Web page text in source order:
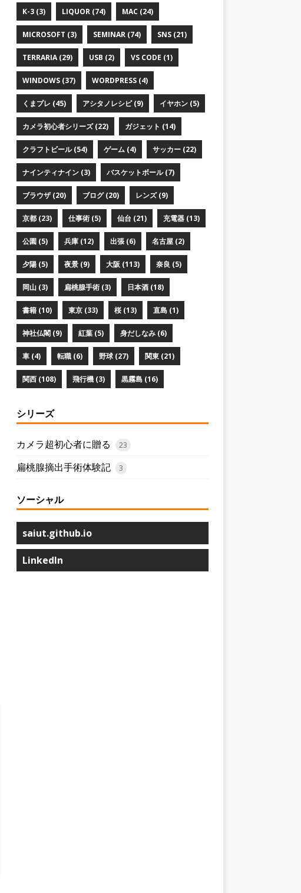
K-3 (3) LIQUOR (74) MAC (24)
MICROSOFT (3) SEMINAR (74) SNS (21)
TERRARIA (29) USB (2) VS CODE (1)
WINDOWS (37) WORDPRESS (4)
くまプレ (45) アシタノレシピ (9) イヤホン (5)
カメラ初心者シリーズ (22) ガジェット (14)
クラフトビール (54) ゲーム (4) サッカー (22)
ナインティナイン (3) バスケットボール (7)
ブラウザ (20) ブログ (20) レンズ (9)
京都 (23) 仕事術 (5) 仙台 (21) 充電器 (13)
公園 (5) 兵庫 (12) 出張 (6) 名古屋 (2)
夕陽 (5) 夜景 (9) 大阪 (113) 奈良 (5)
岡山 (3) 扁桃腺手術 (3) 日本酒 (18)
書籍 (10) 東京 (33) 桜 (13) 直島 (1)
神社仏閣 (9) 紅葉 (5) 身だしなみ (6)
車 (4) 転職 (6) 野球 (27) 関東 (21)
関西 (108) 飛行機 (3) 黒霧島 (16)
シリーズ
カメラ超初心者に贈る 23
扁桃腺摘出手術体験記 3
ソーシャル
saiut.github.io
LinkedIn